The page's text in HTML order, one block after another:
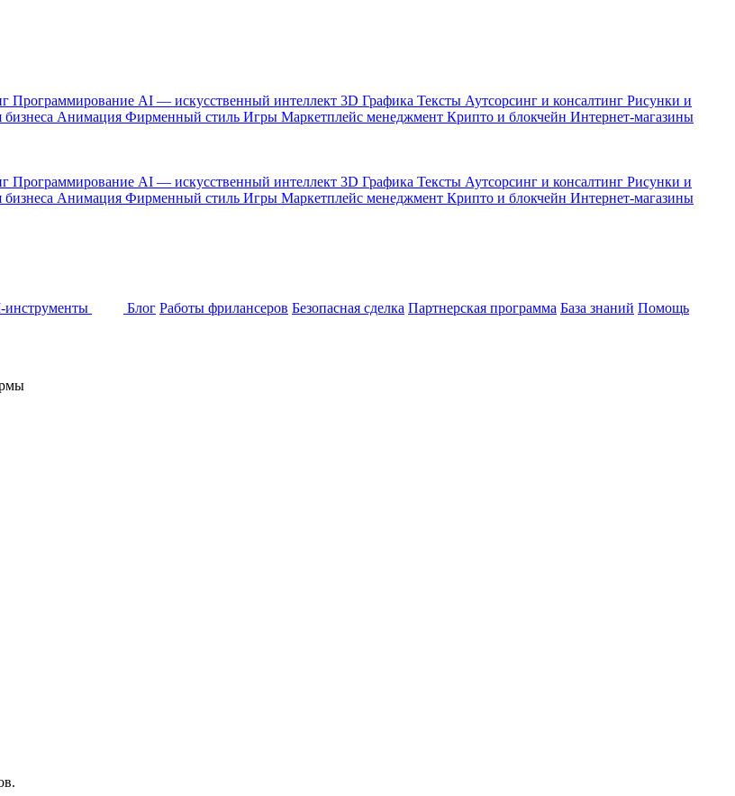
Программирование AI — искусственный интеллект 3D Графика Тексты Аутсорсинг и консалтинг Рисунки и
Анимация Фирменный стиль Игры Маркетплейс менеджмент Крипто и блокчейн Интернет-магазины
Программирование AI — искусственный интеллект 3D Графика Тексты Аутсорсинг и консалтинг Рисунки и
Анимация Фирменный стиль Игры Маркетплейс менеджмент Крипто и блокчейн Интернет-магазины
инструменты Блог Работы фрилансеров Безопасная сделка Партнерская программа База знаний Помощь